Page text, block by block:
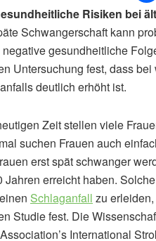
Risiken bei
Schwangerschaft kann
gesundheitliche
Untersuchung fest, dass
deutlich erhöht ist.
Zeit stellen viele
suchen Frauen auch
erst spät schwanger
Jahren erreicht haben.
Schlaganfall zu
Studie fest. Die
International